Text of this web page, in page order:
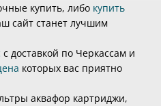
купить, либо купить
сайт станет лучшим
с доставкой по Черкассам и
которых вас приятно
аквафор картриджи,